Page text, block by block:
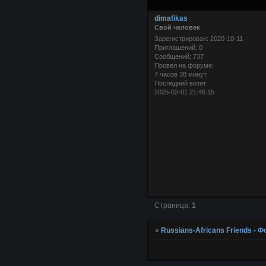
dimafikas
Свой человек
Зарегистрирован: 2020-10-11
Приглашений: 0
Сообщений: 737
Провел на форуме:
7 часов 38 минут
Последний визит:
2025-02-01 21:46:15
Страница: 1
» Russians-Africans Friends -